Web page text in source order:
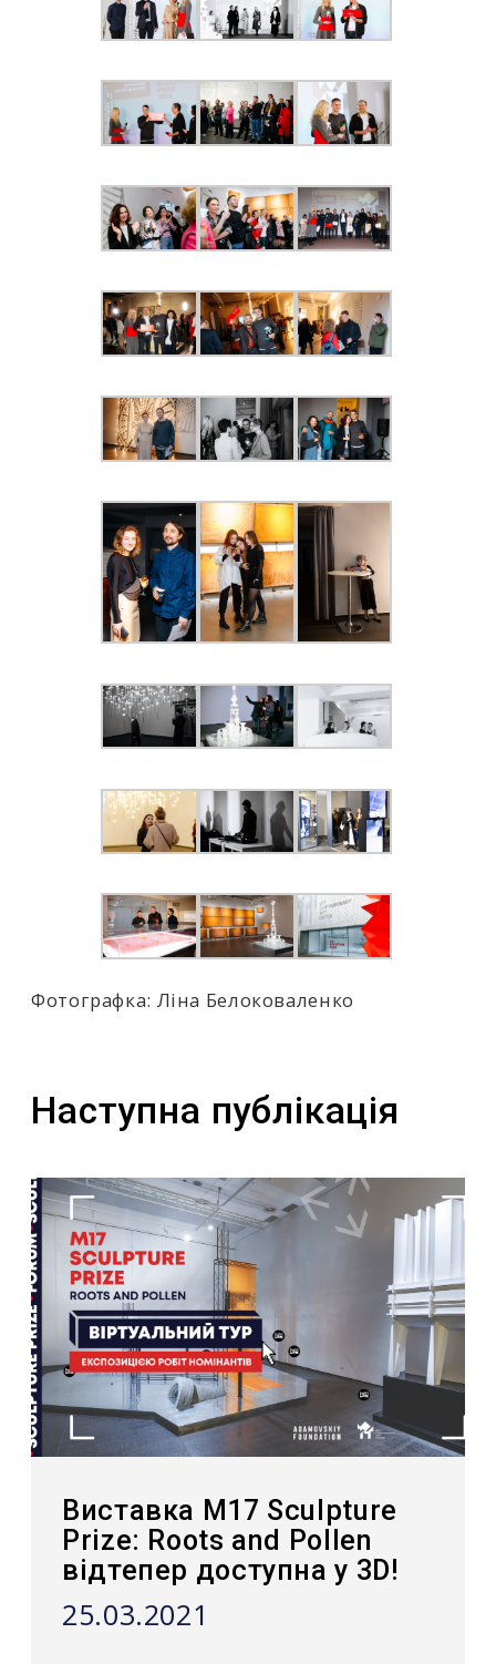
Фотографка: Ліна Белоковаленко
Наступна публікація
Виставка M17 Sculpture
Prize: Roots and Pollen
відтепер доступна у 3D!
25.03.2021